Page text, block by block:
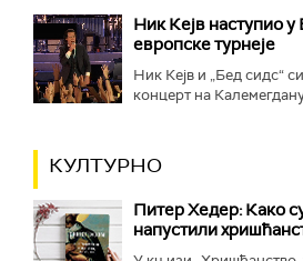
Ник Кејв наступио
европске турнеје
Ник Кејв и „Бед сидс“
концерт на
КУЛТУРНО
Питер Хедер: Како
напустили